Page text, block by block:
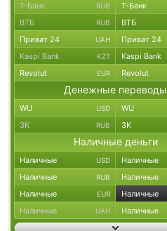
Т-Банк RUB Т-Банк
ВТБ RUB ВТБ
Приват 24 UAH Приват 24
Kaspi Bank KZT Kaspi Bank
Revolut EUR Revolut
Денежные переводы
WU USD WU
ЗК RUB ЗК
Наличные деньги
Наличные USD Наличные
Наличные RUB Наличные
Наличные EUR Наличные
Наличные UAH Наличные